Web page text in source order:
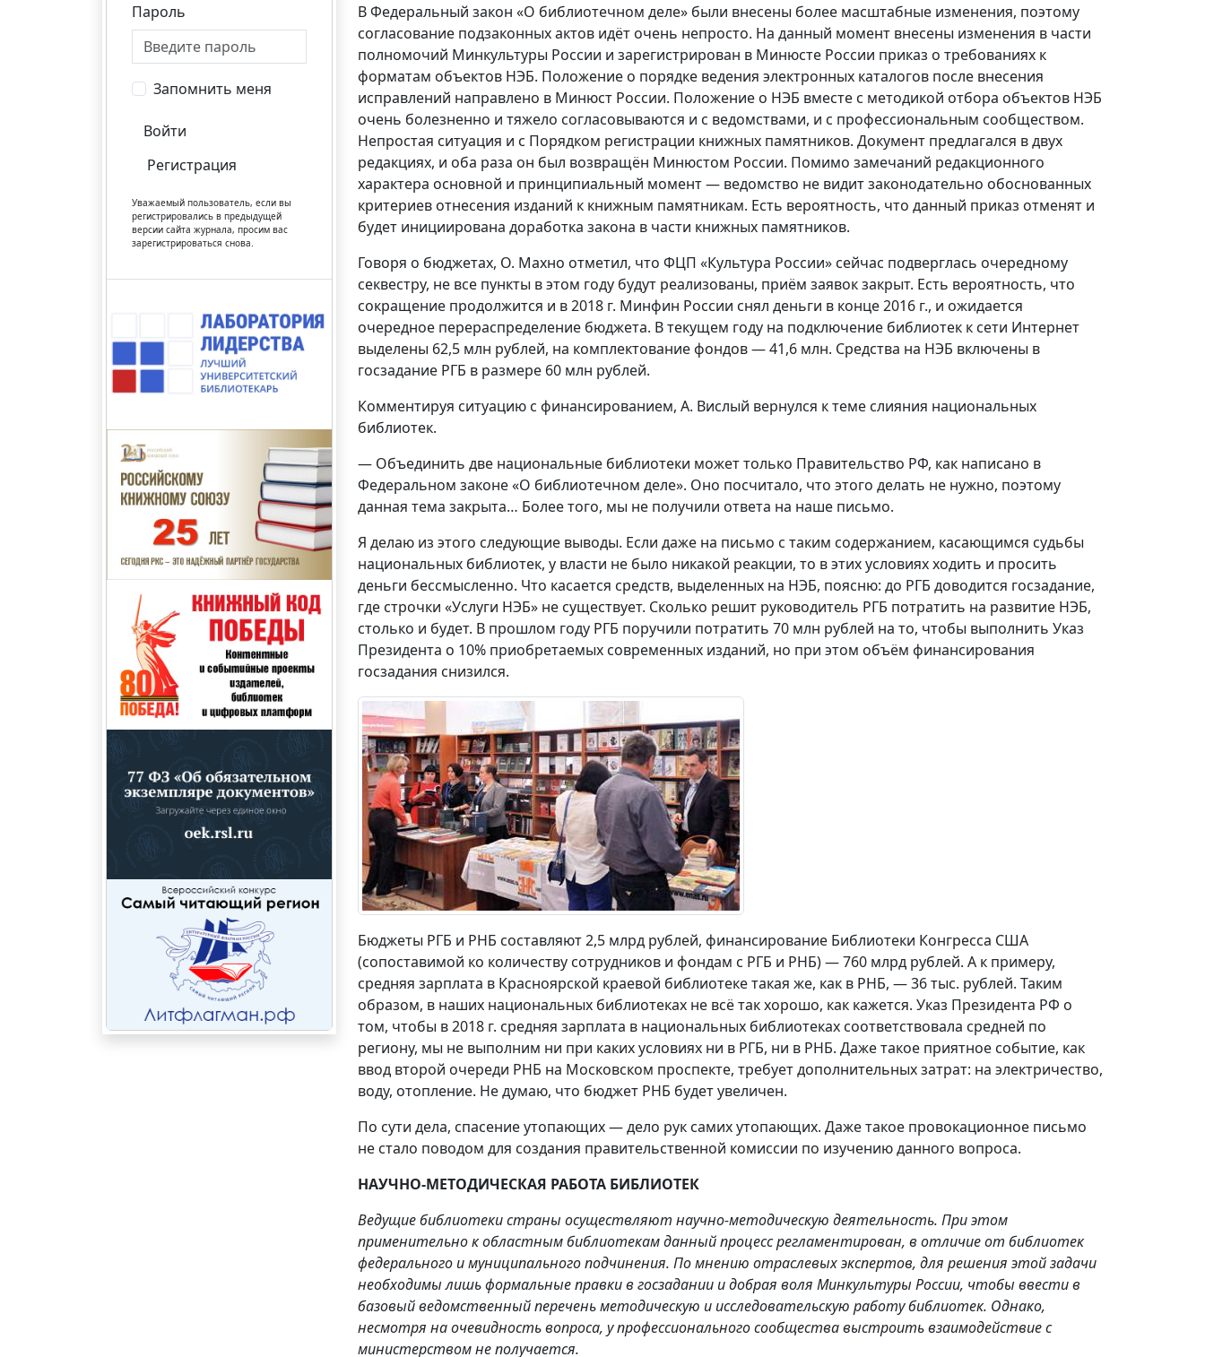
Пароль
Запомнить меня
Войти
Регистрация
Уважаемый пользователь, если вы
регистрировались в предыдущей
версии сайта журнала, просим вас
зарегистрироваться снова.
В Федеральный закон «О библиотечном деле» были внесены более масштабные изменения, поэтому
согласование подзаконных актов идёт очень непросто. На данный момент внесены изменения в части
полномочий Минкультуры России и зарегистрирован в Минюсте России приказ о требованиях к
форматам объектов НЭБ. Положение о порядке ведения электронных каталогов после внесения
исправлений направлено в Минюст России. Положение о НЭБ вместе с методикой отбора объектов НЭБ
очень болезненно и тяжело согласовываются и с ведомствами, и с профессиональным сообществом.
Непростая ситуация и с Порядком регистрации книжных памятников. Документ предлагался в двух
редакциях, и оба раза он был возвращён Минюстом России. Помимо замечаний редакционного
характера основной и принципиальный момент — ведомство не видит законодательно обоснованных
критериев отнесения изданий к книжным памятникам. Есть вероятность, что данный приказ отменят и
будет инициирована доработка закона в части книжных памятников.
Говоря о бюджетах, О. Махно отметил, что ФЦП «Культура России» сейчас подверглась очередному
секвестру, не все пункты в этом году будут реализованы, приём заявок закрыт. Есть вероятность, что
сокращение продолжится и в 2018 г. Минфин России снял деньги в конце 2016 г., и ожидается
очередное перераспределение бюджета. В текущем году на подключение библиотек к сети Интернет
выделены 62,5 млн рублей, на комплектование фондов — 41,6 млн. Средства на НЭБ включены в
госзадание РГБ в размере 60 млн рублей.
Комментируя ситуацию с финансированием, А. Вислый вернулся к теме слияния национальных
библиотек.
— Объединить две национальные библиотеки может только Правительство РФ, как написано в
Федеральном законе «О библиотечном деле». Оно посчитало, что этого делать не нужно, поэтому
данная тема закрыта… Более того, мы не получили ответа на наше письмо.
Я делаю из этого следующие выводы. Если даже на письмо с таким содержанием, касающимся судьбы
национальных библиотек, у власти не было никакой реакции, то в этих условиях ходить и просить
деньги бессмысленно. Что касается средств, выделенных на НЭБ, поясню: до РГБ доводится госзадание,
где строчки «Услуги НЭБ» не существует. Сколько решит руководитель РГБ потратить на развитие НЭБ,
столько и будет. В прошлом году РГБ поручили потратить 70 млн рублей на то, чтобы выполнить Указ
Президента о 10% приобретаемых современных изданий, но при этом объём финансирования
госзадания снизился.
Бюджеты РГБ и РНБ составляют 2,5 млрд рублей, финансирование Библиотеки Конгресса США
(сопоставимой ко количеству сотрудников и фондам с РГБ и РНБ) — 760 млрд рублей. А к примеру,
средняя зарплата в Красноярской краевой библиотеке такая же, как в РНБ, — 36 тыс. рублей. Таким
образом, в наших национальных библиотеках не всё так хорошо, как кажется. Указ Президента РФ о
том, чтобы в 2018 г. средняя зарплата в национальных библиотеках соответствовала средней по
региону, мы не выполним ни при каких условиях ни в РГБ, ни в РНБ. Даже такое приятное событие, как
ввод второй очереди РНБ на Московском проспекте, требует дополнительных затрат: на электричество,
воду, отопление. Не думаю, что бюджет РНБ будет увеличен.
По сути дела, спасение утопающих — дело рук самих утопающих. Даже такое провокационное письмо
не стало поводом для создания правительственной комиссии по изучению данного вопроса.
НАУЧНО-МЕТОДИЧЕСКАЯ РАБОТА БИБЛИОТЕК
Ведущие библиотеки страны осуществляют научно-методическую деятельность. При этом
применительно к областным библиотекам данный процесс регламентирован, в отличие от библиотек
федерального и муниципального подчинения. По мнению отраслевых экспертов, для решения этой задачи
необходимы лишь формальные правки в госзадании и добрая воля Минкультуры России, чтобы ввести в
базовый ведомственный перечень методическую и исследовательскую работу библиотек. Однако,
несмотря на очевидность вопроса, у профессионального сообщества выстроить взаимодействие с
министерством не получается.